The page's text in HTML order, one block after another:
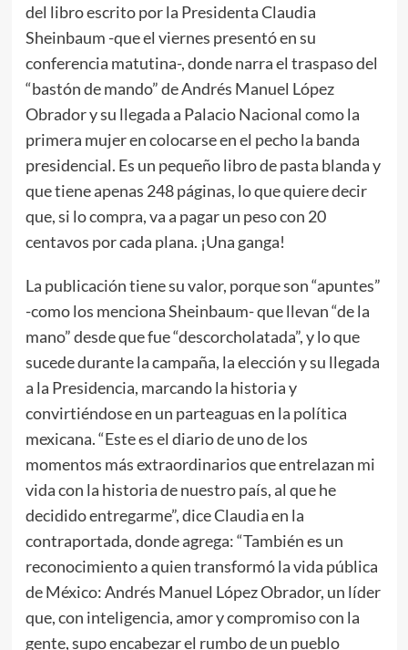
del libro escrito por la Presidenta Claudia
Sheinbaum -que el viernes presentó en su
conferencia matutina-, donde narra el traspaso del
“bastón de mando” de Andrés Manuel López
Obrador y su llegada a Palacio Nacional como la
primera mujer en colocarse en el pecho la banda
presidencial. Es un pequeño libro de pasta blanda y
que tiene apenas 248 páginas, lo que quiere decir
que, si lo compra, va a pagar un peso con 20
centavos por cada plana. ¡Una ganga!
La publicación tiene su valor, porque son “apuntes”
-como los menciona Sheinbaum- que llevan “de la
mano” desde que fue “descorcholatada”, y lo que
sucede durante la campaña, la elección y su llegada
a la Presidencia, marcando la historia y
convirtiéndose en un parteaguas en la política
mexicana. “Este es el diario de uno de los
momentos más extraordinarios que entrelazan mi
vida con la historia de nuestro país, al que he
decidido entregarme”, dice Claudia en la
contraportada, donde agrega: “También es un
reconocimiento a quien transformó la vida pública
de México: Andrés Manuel López Obrador, un líder
que, con inteligencia, amor y compromiso con la
gente, supo encabezar el rumbo de un pueblo